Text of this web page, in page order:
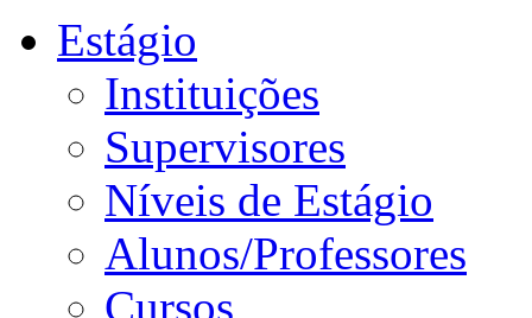
Estágio
Instituições
Supervisores
Níveis de Estágio
Alunos/Professores
Cursos